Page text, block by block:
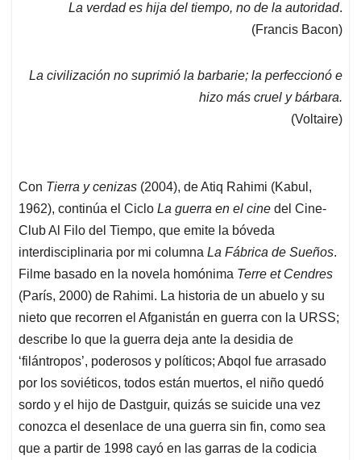
La verdad es hija del tiempo, no de la autoridad.
(Francis Bacon)
La civilización no suprimió la barbarie; la perfeccionó e
hizo más cruel y bárbara.
(Voltaire)
Con Tierra y cenizas (2004), de Atiq Rahimi (Kabul,
1962), continúa el Ciclo La guerra en el cine del Cine-
Club Al Filo del Tiempo, que emite la bóveda
interdisciplinaria por mi columna La Fábrica de Sueños.
Filme basado en la novela homónima Terre et Cendres
(París, 2000) de Rahimi. La historia de un abuelo y su
nieto que recorren el Afganistán en guerra con la URSS;
describe lo que la guerra deja ante la desidia de
‘filántropos’, poderosos y políticos; Abqol fue arrasado
por los soviéticos, todos están muertos, el niño quedó
sordo y el hijo de Dastguir, quizás se suicide una vez
conozca el desenlace de una guerra sin fin, como sea
que a partir de 1998 cayó en las garras de la codicia